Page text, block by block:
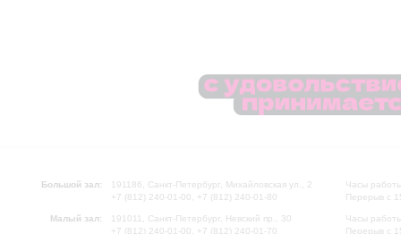
Большой зал:
191186, Санкт-Петербург, Михайловская ул., 2
+7 (812) 240-01-00, +7 (812) 240-01-80
Малый зал:
191011, Санкт-Петербург, Невский пр., 30
+7 (812) 240-01-00, +7 (812) 240-01-70
Часы
Перерыв с
Часы
Перерыв с